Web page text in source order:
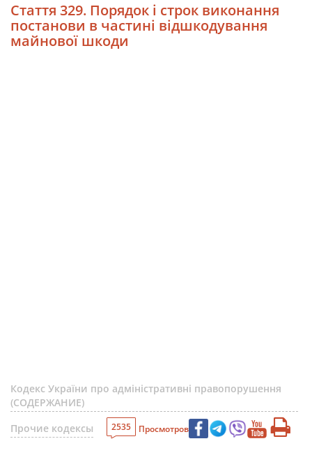
Стаття 329. Порядок і строк виконання
постанови в частині відшкодування
майнової шкоди
Кодекс України про адміністративні правопорушення
(СОДЕРЖАНИЕ)
Прочие кодексы
2535 Просмотров